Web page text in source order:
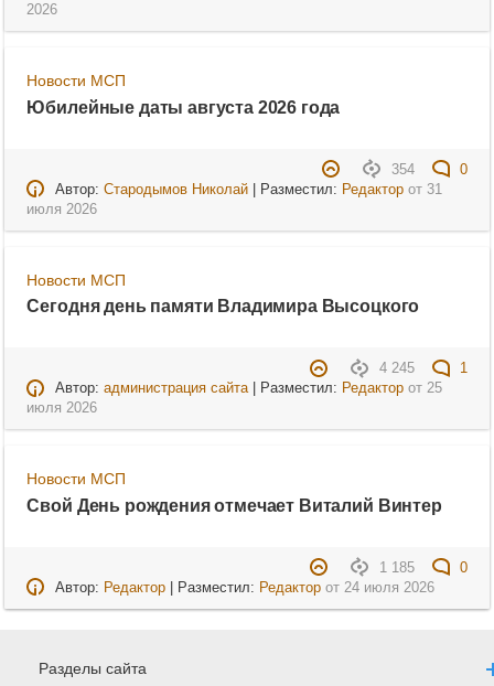
2026
Новости МСП
Юбилейные даты августа 2026 года
354
0
Автор: Стародымов Николай| Разместил: Редакторот 31
июля 2026
Новости МСП
Сегодня день памяти Владимира Высоцкого
4 245
1
Автор: администрация сайта| Разместил: Редакторот 25
июля 2026
Новости МСП
Свой День рождения отмечает Виталий Винтер
1 185
0
Автор: Редактор| Разместил: Редакторот 24 июля 2026
Разделы сайта